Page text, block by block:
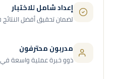
إعداد شامل للاختبار
لضمان تحقيق أفضل النتائج
مدربون محترفون
ذوو خبرة عملية واسعة في